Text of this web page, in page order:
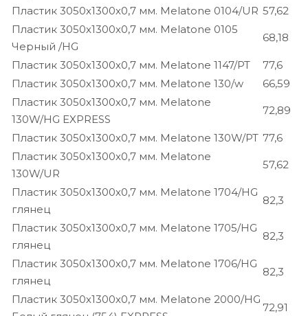
Пластик 3050х1300х0,7 мм. Melatone 0104/UR 57,62
Пластик 3050х1300х0,7 мм. Melatone 0105
Черный /HG
68,18
Пластик 3050х1300х0,7 мм. Melatone 1147/PT
77,6
Пластик 3050х1300х0,7 мм. Melatone 130/w
66,59
Пластик 3050х1300х0,7 мм. Melatone
130W/HG EXPRESS
72,89
Пластик 3050х1300х0,7 мм. Melatone 130W/PT 77,6
Пластик 3050х1300х0,7 мм. Melatone
130W/UR
57,62
Пластик 3050х1300х0,7 мм. Melatone 1704/HG
глянец
82,3
Пластик 3050х1300х0,7 мм. Melatone 1705/HG
глянец
82,3
Пластик 3050х1300х0,7 мм. Melatone 1706/HG
глянец
82,3
Пластик 3050х1300х0,7 мм. Melatone 2000/HG
72,91